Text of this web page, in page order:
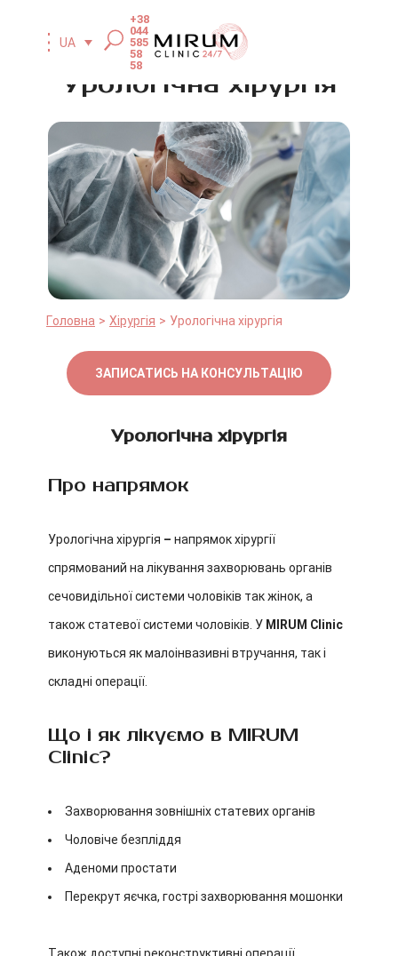
UA
+38
044
585
58
58
Урологічна хірургія
Головна Хірургія Урологічна хірургія
ЗАПИСАТИСЬ НА КОНСУЛЬТАЦІЮ
Урологічна хірургія
Про напрямок
Урологічна хірургія – напрямок хірургії
спрямований на лікування захворювань органів
сечовидільної системи чоловіків так жінок, а
також статевої системи чоловіків. У MIRUM Clinic
виконуються як малоінвазивні втручання, так і
складні операції.
Що і як лікуємо в MIRUM
Clinic?
Захворювання зовнішніх статевих органів
Чоловіче безпліддя
Аденоми простати
Перекрут яєчка, гострі захворювання мошонки